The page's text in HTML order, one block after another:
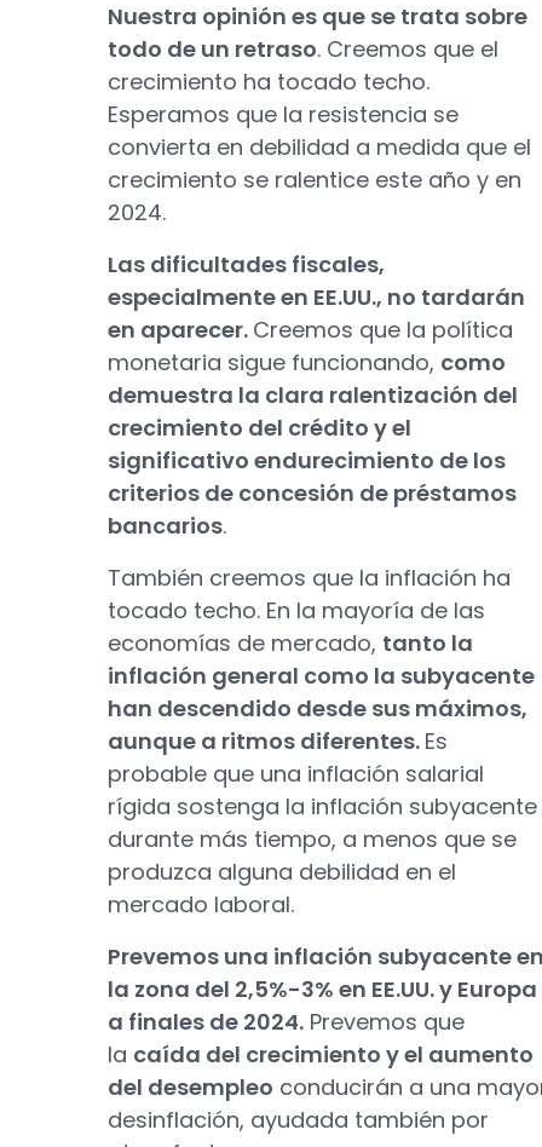
Nuestra opinión es que se trata sobre
todo de un retraso. Creemos que el
crecimiento ha tocado techo.
Esperamos que la resistencia se
convierta en debilidad a medida que el
crecimiento se ralentice este año y en
2024.
Las dificultades fiscales,
especialmente en EE.UU., no tardarán
en aparecer. Creemos que la política
monetaria sigue funcionando, como
demuestra la clara ralentización del
crecimiento del crédito y el
significativo endurecimiento de los
criterios de concesión de préstamos
bancarios.
También creemos que la inflación ha
tocado techo. En la mayoría de las
economías de mercado, tanto la
inflación general como la subyacente
han descendido desde sus máximos,
aunque a ritmos diferentes. Es
probable que una inflación salarial
rígida sostenga la inflación subyacente
durante más tiempo, a menos que se
produzca alguna debilidad en el
mercado laboral.
Prevemos una inflación subyacente
la zona del 2,5%-3% en EE.UU. y Europa
a finales de 2024. Prevemos que
la caída del crecimiento y el aumento
del desempleo conducirán a una
desinflación, ayudada también por